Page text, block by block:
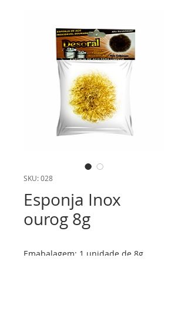
SKU: 028
Esponja Inox
ourog 8g
Emabalagem: 1 unidade de 8g.